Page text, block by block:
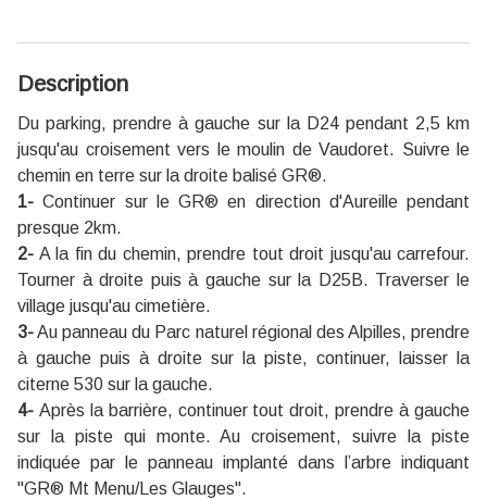
Description
Du parking, prendre à gauche sur la D24 pendant 2,5 km
jusqu'au croisement vers le moulin de Vaudoret. Suivre le
chemin en terre sur la droite balisé GR®.
1-Continuer sur le GR® en direction d'Aureille pendant
presque 2km.
2- A la fin du chemin, prendre tout droit jusqu'au carrefour.
Tourner à droite puis à gauche sur la D25B. Traverser le
village jusqu'au cimetière.
3-Au panneau du Parc naturel régional des Alpilles, prendre
à gauche puis à droite sur la piste, continuer, laisser la
citerne 530 sur la gauche.
4- Après la barrière, continuer tout droit, prendre à gauche
sur la piste qui monte. Au croisement, suivre la piste
indiquée par le panneau implanté dans l’arbre indiquant
"GR® Mt Menu/Les Glauges".